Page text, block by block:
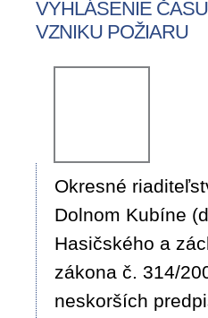
VYHLÁSENIE
VZNIKU POŽIARU
Okresné
Dolnom Kubíne
Hasičského a
zákona č. 314/
neskorších